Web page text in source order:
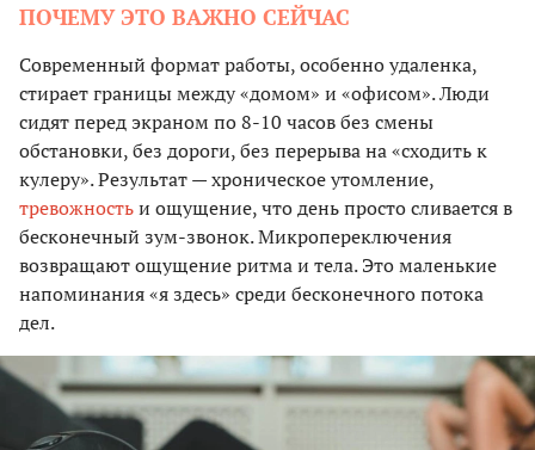
ПОЧЕМУ ЭТО ВАЖНО СЕЙЧАС
Современный формат работы, особенно удаленка,
стирает границы между «домом» и «офисом». Люди
сидят перед экраном по 8-10 часов без смены
обстановки, без дороги, без перерыва на «сходить к
кулеру». Результат — хроническое утомление,
тревожностьи ощущение, что день просто сливается в
бесконечный зум-звонок. Микропереключения
возвращают ощущение ритма и тела. Это маленькие
напоминания «я здесь» среди бесконечного потока
дел.